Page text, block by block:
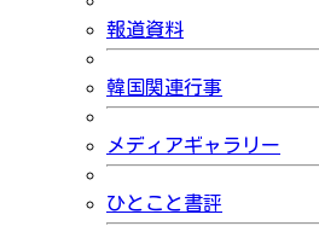
報道資料
韓国関連行事
メディアギャラリー
ひとこと書評